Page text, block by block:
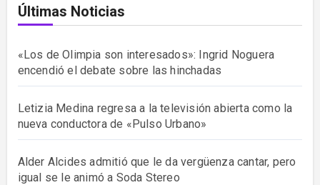
Últimas Noticias
«Los de Olimpia son interesados»: Ingrid Noguera
encendió el debate sobre las hinchadas
Letizia Medina regresa a la televisión abierta como la
nueva conductora de «Pulso Urbano»
Alder Alcides admitió que le da vergüenza cantar, pero
igual se le animó a Soda Stereo